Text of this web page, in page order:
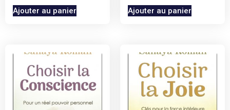
Ajouter au panier Ajouter au panier